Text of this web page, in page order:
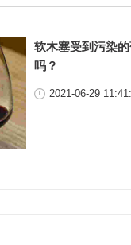
软木塞受到污染
吗？
2021-06-29